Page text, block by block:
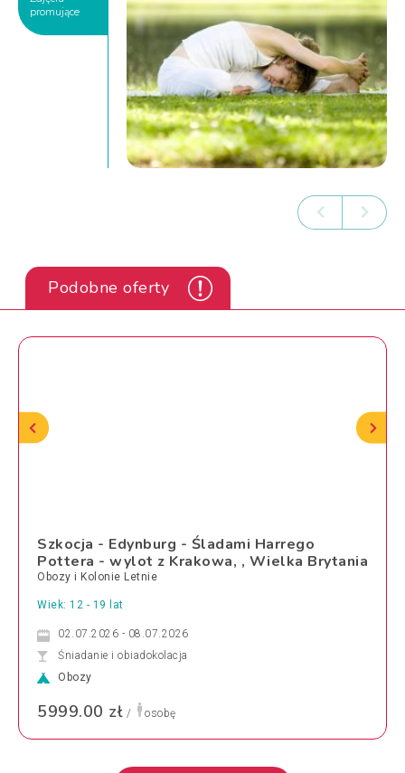
promujące
Podobne oferty
Szkocja - Edynburg - Śladami Harrego
Pottera - wylot z Krakowa, , Wielka Brytania
Obozy i Kolonie Letnie
Wiek: 12 - 19 lat
02.07.2026 - 08.07.2026
Śniadanie i obiadokolacja
Obozy
5999.00 zł / osobę